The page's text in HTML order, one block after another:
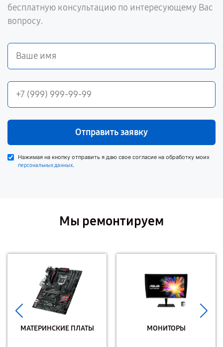
бесплатную консультацию по интересующему Вас
вопросу.
Отправить заявку
Нажимая на кнопку отправить я даю свое согласие на обработку моих
персональных данных.
Мы ремонтируем
МАТЕРИНСКИЕ ПЛАТЫ МОНИТОРЫ